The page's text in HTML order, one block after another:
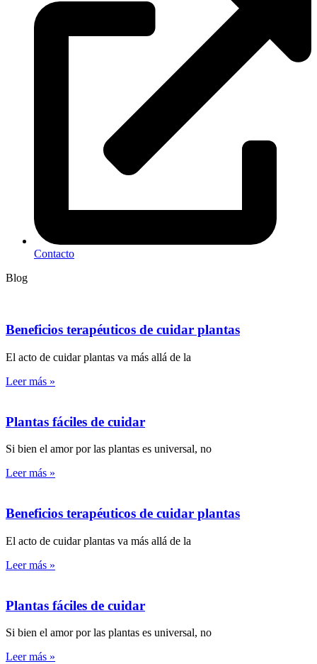
Contacto
Blog
Beneficios terapéuticos de cuidar plantas
El acto de cuidar plantas va más allá de la
Leer más »
Plantas fáciles de cuidar
Si bien el amor por las plantas es universal, no
Leer más »
Beneficios terapéuticos de cuidar plantas
El acto de cuidar plantas va más allá de la
Leer más »
Plantas fáciles de cuidar
Si bien el amor por las plantas es universal, no
Leer más »